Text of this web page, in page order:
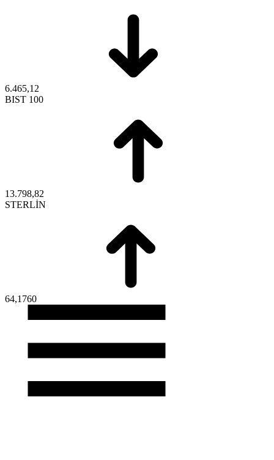
6.465,12
BIST 100
13.798,82
STERLİN
64,1760